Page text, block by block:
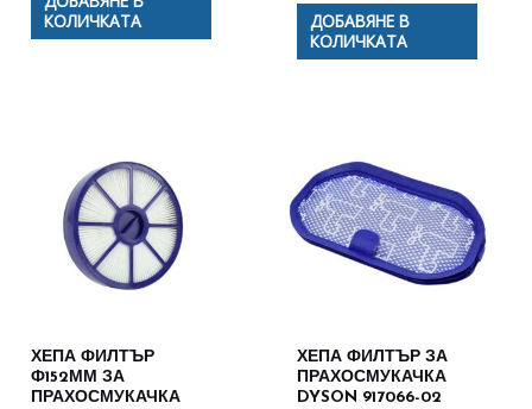
КОЛИЧКАТА
ДОБАВЯНЕ В
КОЛИЧКАТА
ХЕПА ФИЛТЪР
Ф152ММ ЗА
ПРАХОСМУКАЧКА
ХЕПА ФИЛТЪР ЗА
ПРАХОСМУКАЧКА
DYSON 917066-02